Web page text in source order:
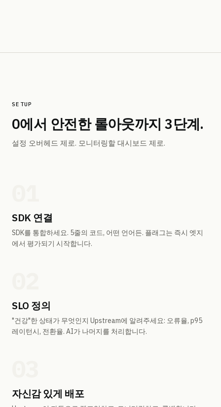
SETUP
0에서 안전한 롤아웃까지 3단계.
설정 오버헤드 제로. 모니터링할 대시보드 제로.
SDK 연결
SDK를 통합하세요. 5줄의 코드, 어떤 언어든. 플래그는 즉시 엣지
에서 평가되기 시작합니다.
SLO 정의
"건강"한 상태가 무엇인지 Upstream에 알려주세요: 오류율, p95
레이턴시, 전환율. AI가 나머지를 처리합니다.
자신감 있게 배포